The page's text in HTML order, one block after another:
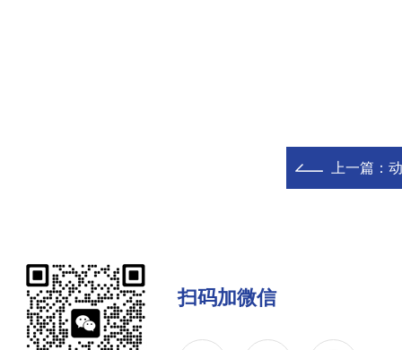
上一篇：
扫码加微信